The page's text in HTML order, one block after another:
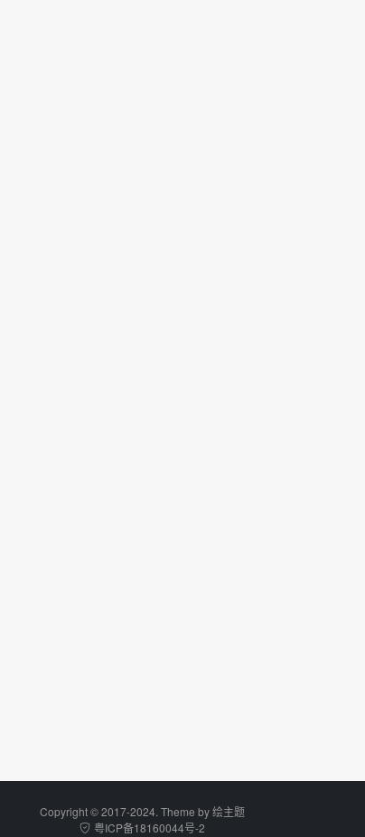
Copyright © 2017-2024. Theme by绘主题
粤ICP备18160044号-2